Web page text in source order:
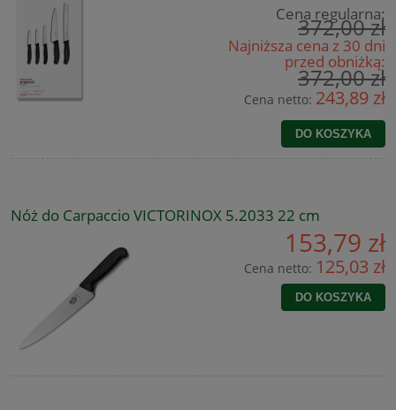
Cena regularna:
372,00 zł
Najniższa cena z 30 dni
przed obniżką:
372,00 zł
Cena netto: 243,89 zł
DO KOSZYKA
Nóż do Carpaccio VICTORINOX 5.2033 22 cm
153,79 zł
Cena netto: 125,03 zł
DO KOSZYKA